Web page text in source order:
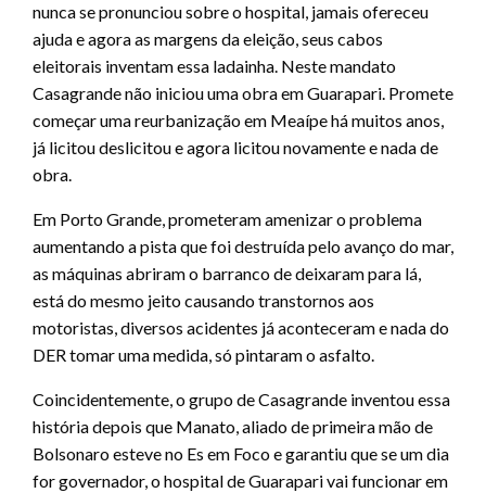
nunca se pronunciou sobre o hospital, jamais ofereceu
ajuda e agora as margens da eleição, seus cabos
eleitorais inventam essa ladainha. Neste mandato
Casagrande não iniciou uma obra em Guarapari. Promete
começar uma reurbanização em Meaípe há muitos anos,
já licitou deslicitou e agora licitou novamente e nada de
obra.
Em Porto Grande, prometeram amenizar o problema
aumentando a pista que foi destruída pelo avanço do mar,
as máquinas abriram o barranco de deixaram para lá,
está do mesmo jeito causando transtornos aos
motoristas, diversos acidentes já aconteceram e nada do
DER tomar uma medida, só pintaram o asfalto.
Coincidentemente, o grupo de Casagrande inventou essa
história depois que Manato, aliado de primeira mão de
Bolsonaro esteve no Es em Foco e garantiu que se um dia
for governador, o hospital de Guarapari vai funcionar em